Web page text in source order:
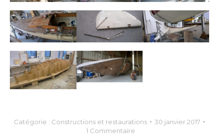
Catégorie : Constructions et restaurations
30 janvier 2017
1 Commentaire